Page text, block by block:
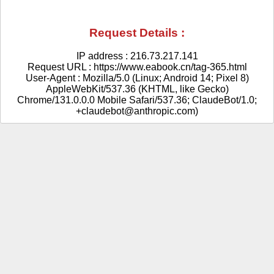
Request Details :
IP address : 216.73.217.141
Request URL : https://www.eabook.cn/tag-365.html
User-Agent : Mozilla/5.0 (Linux; Android 14; Pixel 8)
AppleWebKit/537.36 (KHTML, like Gecko)
Chrome/131.0.0.0 Mobile Safari/537.36; ClaudeBot/1.0;
+claudebot@anthropic.com)